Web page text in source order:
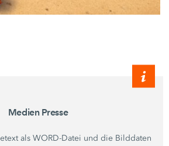
Medien Presse
als WORD-Datei und die Bilddaten